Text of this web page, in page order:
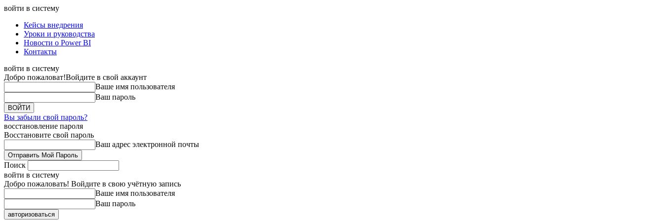
войти в систему
Кейсы внедрения
Уроки и руководства
Новости о Power BI
Контакты
войти в систему
Добро пожаловат!Войдите в свой аккаунт
Ваше имя пользователя
Ваш пароль
Вы забыли свой пароль?
восстановление пароля
Восстановите свой пароль
Ваш адрес электронной почты
Поиск
войти в систему
Добро пожаловать! Войдите в свою учётную запись
Ваше имя пользователя
Ваш пароль